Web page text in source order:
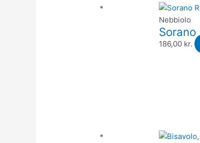
Nebbiolo
Sorano
186,00 kr.